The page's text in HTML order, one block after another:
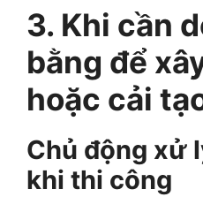
3. Khi cần
bằng để
hoặc cải
Chủ động xử
khi thi công